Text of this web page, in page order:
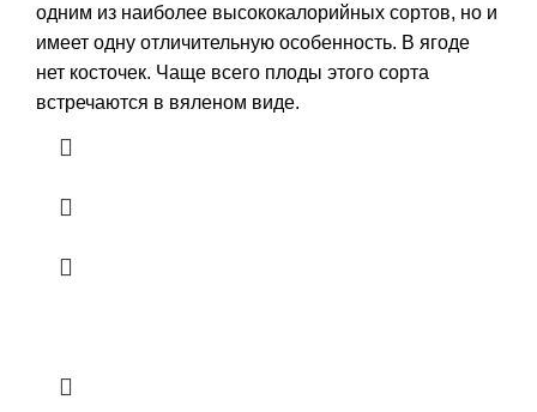
одним из наиболее высококалорийных сортов, но и
имеет одну отличительную особенность. В ягоде
нет косточек. Чаще всего плоды этого сорта
встречаются в вяленом виде.